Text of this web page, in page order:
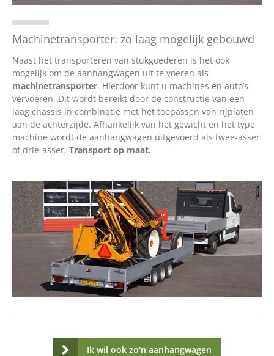
Machinetransporter: zo laag mogelijk gebouwd
Naast het transporteren van stukgoederen is het ook
mogelijk om de aanhangwagen uit te voeren als
machinetransporter. Hierdoor kunt u machines en auto’s
vervoeren. Dit wordt bereikt door de constructie van een
laag chassis in combinatie met het toepassen van rijplaten
aan de achterzijde. Afhankelijk van het gewicht en het type
machine wordt de aanhangwagen uitgevoerd als twee-asser
of drie-asser. Transport op maat.
Ik wil ook zo'n aanhangwagen